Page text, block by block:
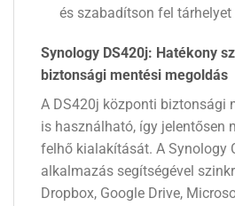
és szabadítson fel
Synology DS420j: Hatékony
biztonsági mentési megoldás
A DS420j központi biztonsági
is használható, így jelentősen
felhő kialakítását. A Synology
alkalmazás segítségével
Dropbox, Google Drive,